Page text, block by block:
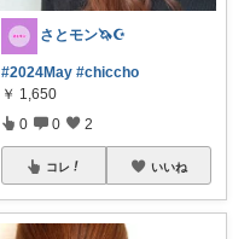
さとモン🦄☪️
#2024May #chiccho
￥ 1,650
0 0 2
コレ いいね